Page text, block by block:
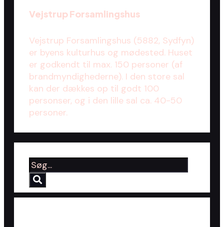
Vejstrup Forsamlingshus
Vejstrup Forsamlingshus (5882, Sydfyn)
er byens kulturhus og mødested. Huset
er godkendt til max. 150 personer (af
brandmyndighederne). I den store sal
kan der dækkes op til godt 100
personser, og i den lille sal ca. 40-50
personer.